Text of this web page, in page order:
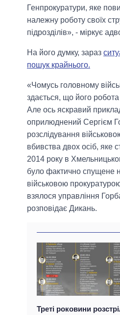
Генпрокуратури, яке
належну роботу своїх
підрозділів», - міркує
На його думку, зараз
пошук крайнього.
«Чомусь головному
здається, що його
Але ось яскравий
оприлюднений Сергієм
розслідування
вбивства двох осіб, яке
2014 року в
було фактично спущене
військовою
взялося управління
розповідає Дикань.
Треті роковини